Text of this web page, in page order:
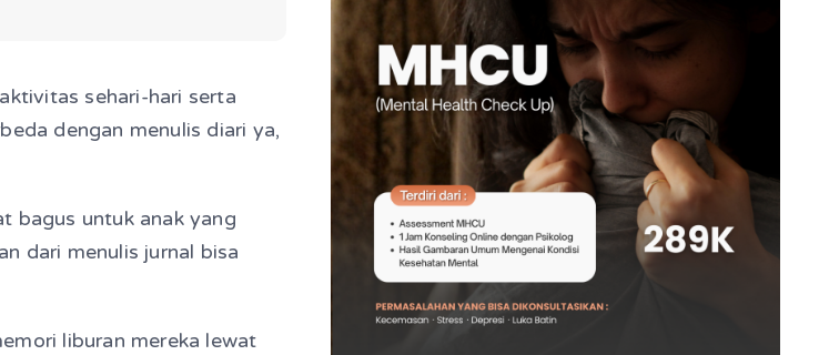
sehari-hari serta
dengan menulis diari ya,
bagus untuk anak yang
dari menulis jurnal bisa
liburan mereka lewat